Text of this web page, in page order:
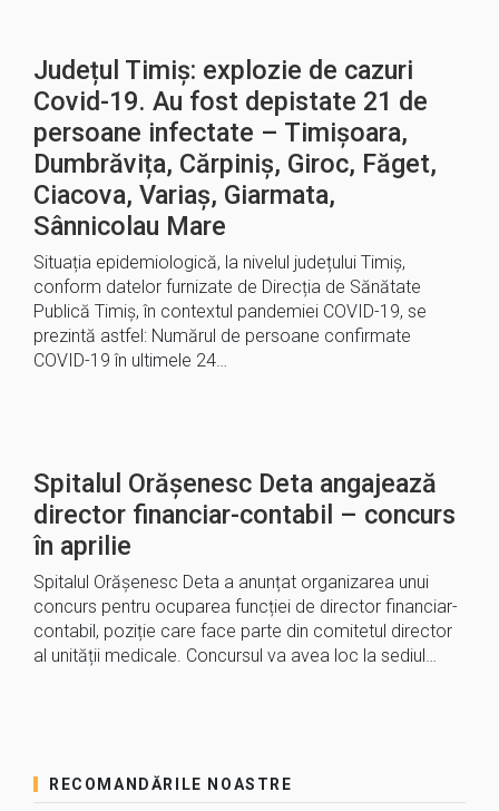
Județul Timiș: explozie de cazuri
Covid-19. Au fost depistate 21 de
persoane infectate – Timișoara,
Dumbrăvița, Cărpiniș, Giroc, Făget,
Ciacova, Variaș, Giarmata,
Sânnicolau Mare
Situația epidemiologică, la nivelul județului Timiș,
conform datelor furnizate de Direcția de Sănătate
Publică Timiș, în contextul pandemiei COVID-19, se
prezintă astfel: Numărul de persoane confirmate
COVID-19 în ultimele 24…
Spitalul Orășenesc Deta angajează
director financiar-contabil – concurs
în aprilie
Spitalul Orășenesc Deta a anunțat organizarea unui
concurs pentru ocuparea funcției de director financiar-
contabil, poziție care face parte din comitetul director
al unității medicale. Concursul va avea loc la sediul…
RECOMANDĂRILE NOASTRE